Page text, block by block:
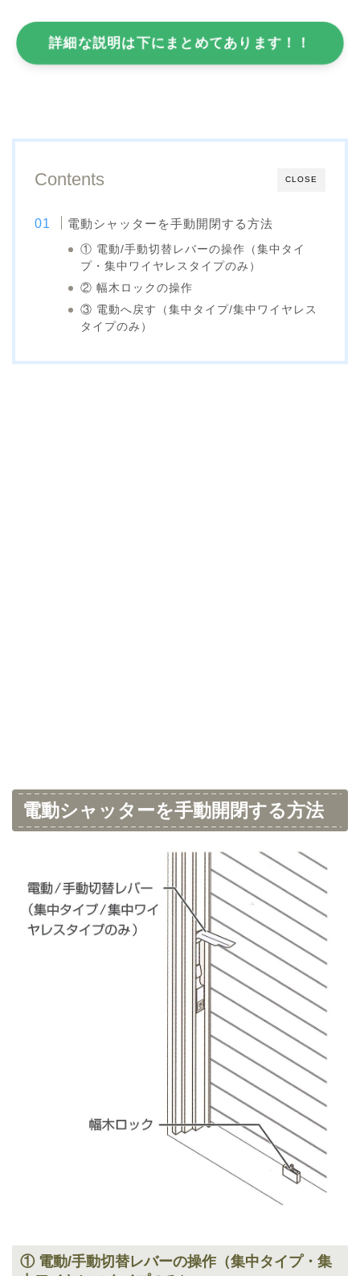
詳細な説明は下にまとめてあります！！
CLOSE
Contents
電動シャッターを手動開閉する方法
① 電動/手動切替レバーの操作（集中タイ
プ・集中ワイヤレスタイプのみ）
② 幅木ロックの操作
③ 電動へ戻す（集中タイプ/集中ワイヤレス
タイプのみ）
電動シャッターを手動開閉する方法
① 電動/手動切替レバーの操作（集中タイプ・集